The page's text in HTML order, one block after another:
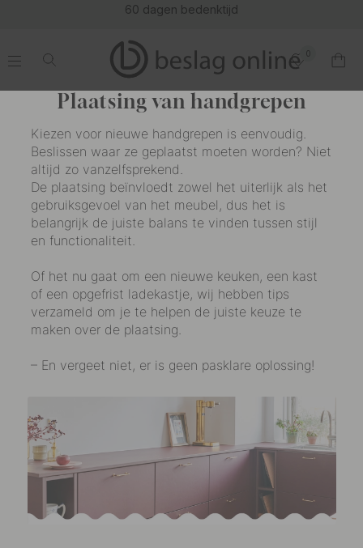
60 dagen bedenktijd
.
0
.
Plaatsing van handgrepen
Kiezen voor nieuwe handgrepen is eenvoudig.
Beslissen waar ze geplaatst moeten worden? Niet
altijd zo vanzelfsprekend.
De plaatsing beïnvloedt zowel het uiterlijk als het
gebruiksgevoel van het meubel, dus het is
belangrijk de juiste balans te vinden tussen stijl
en functionaliteit.
Of het nu gaat om een nieuwe keuken, een kast
of een opgefrist ladekastje, wij hebben tips
verzameld om je te helpen de juiste keuze te
maken over de plaatsing.
– En vergeet niet, er is geen pasklare oplossing!